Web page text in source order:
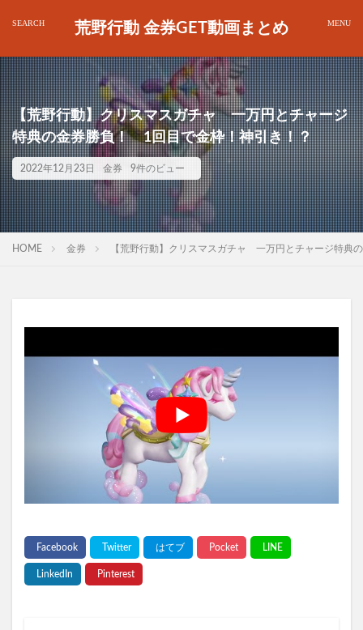
荒野行動 金券GET動画まとめ
【荒野行動】クリスマスガチャ 一万円とチャージ
特典の金券勝負！ 1回目で金枠！神引き！？
2022年12月23日 金券 9件のビュー
HOME 金券 【荒野行動】クリスマスガチャ 一万円とチャージ特典